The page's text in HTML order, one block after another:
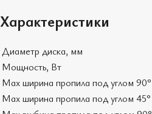
Характеристики
Диаметр диска, мм
Мощность, Вт
Max ширина пропила под углом 90°
Max ширина пропила под углом 45°